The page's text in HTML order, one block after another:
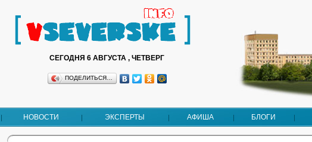
СЕГОДНЯ 6 АВГУСТА , ЧЕТВЕРГ
ПОДЕЛИТЬСЯ…
НОВОСТИ ЭКСПЕРТЫ АФИША БЛОГИ